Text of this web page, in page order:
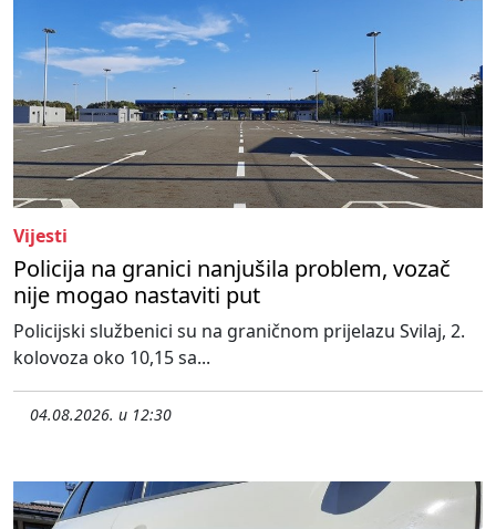
Vijesti
Policija na granici nanjušila problem, vozač
nije mogao nastaviti put
Policijski službenici su na graničnom prijelazu Svilaj, 2.
kolovoza oko 10,15 sa...
04.08.2026. u 12:30